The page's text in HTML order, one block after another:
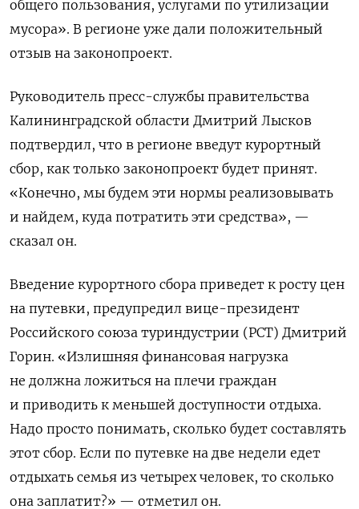
общего пользования, услугами по утилизации
мусора». В регионе уже дали положительный
отзыв на законопроект.
Руководитель пресс-службы правительства
Калининградской области Дмитрий Лысков
подтвердил, что в регионе введут курортный
сбор, как только законопроект будет принят.
«Конечно, мы будем эти нормы реализовывать
и найдем, куда потратить эти средства», —
сказал он.
Введение курортного сбора приведет к росту цен
на путевки, предупредил вице-президент
Российского союза туриндустрии (РСТ) Дмитрий
Горин. «Излишняя финансовая нагрузка
не должна ложиться на плечи граждан
и приводить к меньшей доступности отдыха.
Надо просто понимать, сколько будет составлять
этот сбор. Если по путевке на две недели едет
отдыхать семья из четырех человек, то сколько
она заплатит?» — отметил он.